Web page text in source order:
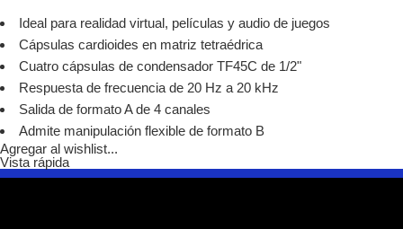
Ideal para realidad virtual, películas y audio de juegos
Cápsulas cardioides en matriz tetraédrica
Cuatro cápsulas de condensador TF45C de 1/2"
Respuesta de frecuencia de 20 Hz a 20 kHz
Salida de formato A de 4 canales
Admite manipulación flexible de formato B
Agregar al wishlist...
Vista rápida